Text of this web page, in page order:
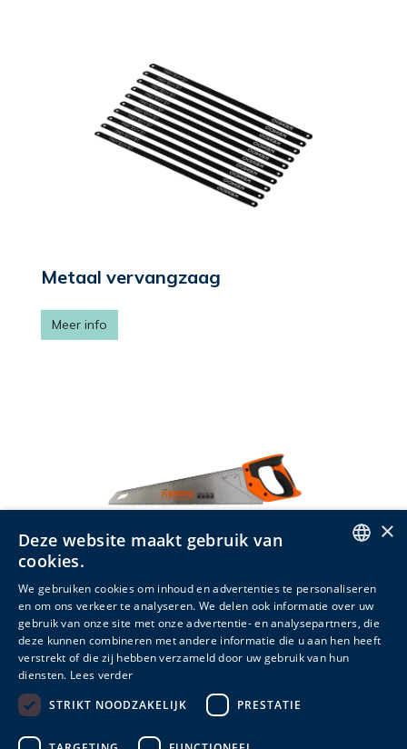
Metaal vervangzaag
Meer info
Handzaag
2 varianten
Meer info
DUTCH
FRENCH
×
Deze website maakt gebruik van
cookies.
We gebruiken cookies om inhoud en advertenties te personaliseren
en om ons verkeer te analyseren. We delen ook informatie over uw
gebruik van onze site met onze advertentie- en analysepartners, die
deze kunnen combineren met andere informatie die u aan hen heeft
verstrekt of die zij hebben verzameld door uw gebruik van hun
diensten. Lees verder
STRIKT NOODZAKELIJK
PRESTATIE